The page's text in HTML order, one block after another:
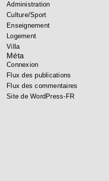
Administration
Culture/Sport
Enseignement
Logement
Villa
Méta
Connexion
Flux des publications
Flux des commentaires
Site de WordPress-FR